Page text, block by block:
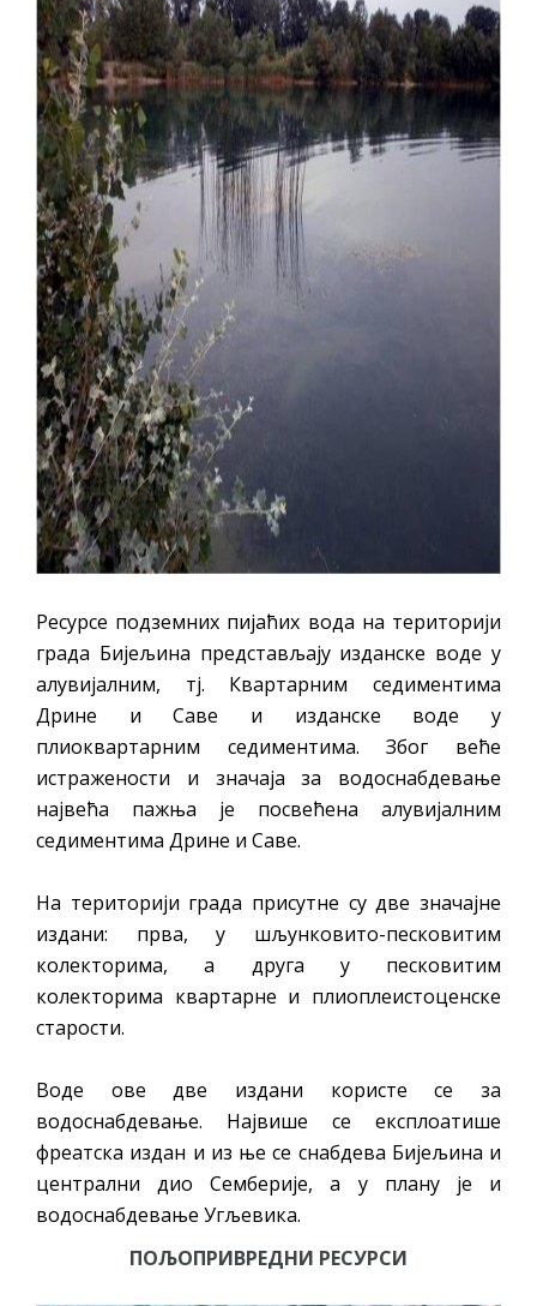
Ресурсе подземних пијаћих вода на територији
града Бијељина представљају изданске воде у
алувијалним, тј. Квартарним седиментима
Дрине и Саве и изданске воде у
плиоквартарним седиментима. Због веће
истражености и значаја за водоснабдевање
највећа пажња је посвећена алувијалним
седиментима Дрине и Саве.
На територији града присутне су две значајне
издани: прва, у шљунковито-песковитим
колекторима, а друга у песковитим
колекторима квартарне и плиоплеистоценске
старости.
Воде ове две издани користе се за
водоснабдевање. Највише се експлоатише
фреатска издан и из ње се снабдева Бијељина и
централни дио Семберије, а у плану је и
водоснабдевање Угљевика.
ПОЉОПРИВРЕДНИ РЕСУРСИ